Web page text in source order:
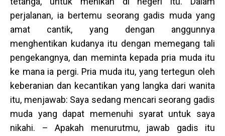
perjalanan, ia bertemu seorang gadis muda yang
amat cantik, yang dengan anggunnya
menghentikan kudanya itu dengan memegang tali
pengekangnya, dan meminta kepada pria muda itu
ke mana ia pergi. Pria muda itu, yang tertegun oleh
keberanian dan kecantikan yang langka dari wanita
itu, menjawab: Saya sedang mencari seorang gadis
muda yang dapat memenuhi syarat untuk saya
nikahi. – Apakah menurutmu, jawab gadis itu